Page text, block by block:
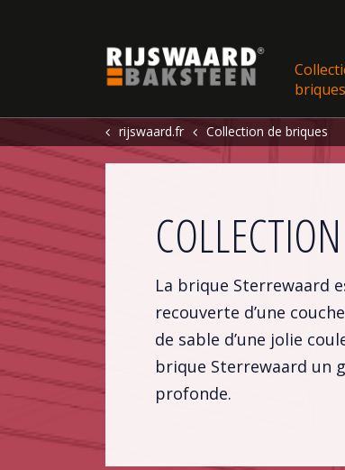
briques
rijswaard.fr Collection de briques
COLLECTION
La brique Sterrewaard
recouverte d’une couche
de sable d’une jolie
brique Sterrewaard un
profonde.